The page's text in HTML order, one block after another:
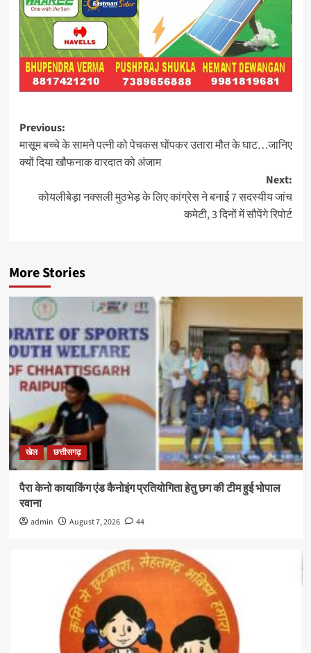
Post
navigation
Previous:
मासूम बच्चे के सामने पत्नी को पेचकस घोंपकर उतारा मौत के घाट…जानिए
क्यों दिया खौफनाक वारदात को अंजाम
Next:
कोयलीबेड़ा नक्सली मुठभेड़ के लिए कांग्रेस ने बनाई 7 सदस्यीय जांच
कमेटी, 3 दिनों में सौपेंगे रिपोर्ट
More Stories
खेल छत्तीसगढ़
पैरा केनो कायाकिंग एंड कैनोइंग प्रतियोगिता हेतु छग की टीम हुई भोपाल
रवाना
admin August 7, 2026 44